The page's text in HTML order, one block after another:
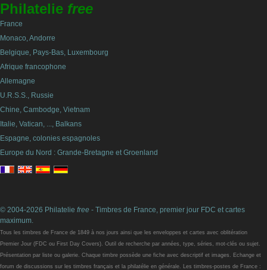
Philatelie free
France
Monaco, Andorre
Belgique, Pays-Bas, Luxembourg
Afrique francophone
Allemagne
U.R.S.S., Russie
Chine, Cambodge, Vietnam
Italie, Vatican, ..., Balkans
Espagne, colonies espagnoles
Europe du Nord : Grande-Bretagne et Groenland
© 2004-2026 Philatelie free - Timbres de France, premier jour FDC et cartes
maximum.
Tous les timbres de France de 1849 à nos jours ainsi que les enveloppes et cartes avec oblitération
Premier Jour (FDC ou First Day Covers). Outil de recherche par années, type, séries, mot-clés ou sujet.
Présentation par liste ou galerie. Chaque timbre possède une fiche avec descriptif et images. Echange et
forum de discussions sur les timbres français et la philatélie en générale. Les timbres-postes de France :